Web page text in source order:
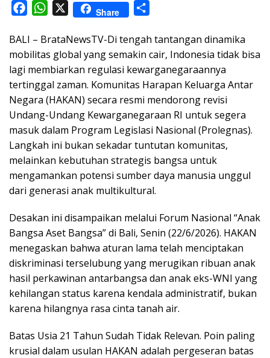
c
e
b
o
o
k
W
a
t
s
A
p
p
X Share
a
r
e
BALI – BrataNewsTV-Di tengah tantangan dinamika
mobilitas global yang semakin cair, Indonesia tidak bisa
lagi membiarkan regulasi kewarganegaraannya
tertinggal zaman. Komunitas Harapan Keluarga Antar
Negara (HAKAN) secara resmi mendorong revisi
Undang-Undang Kewarganegaraan RI untuk segera
masuk dalam Program Legislasi Nasional (Prolegnas).
Langkah ini bukan sekadar tuntutan komunitas,
melainkan kebutuhan strategis bangsa untuk
mengamankan potensi sumber daya manusia unggul
dari generasi anak multikultural.
Desakan ini disampaikan melalui Forum Nasional “Anak
Bangsa Aset Bangsa” di Bali, Senin (22/6/2026). HAKAN
menegaskan bahwa aturan lama telah menciptakan
diskriminasi terselubung yang merugikan ribuan anak
hasil perkawinan antarbangsa dan anak eks-WNI yang
kehilangan status karena kendala administratif, bukan
karena hilangnya rasa cinta tanah air.
Batas Usia 21 Tahun Sudah Tidak Relevan. Poin paling
krusial dalam usulan HAKAN adalah pergeseran batas